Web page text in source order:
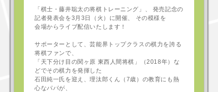
「棋士・藤井聡太の将棋トレーニング」、 発売記念の
記者発表会を3月3日（火）に開催、 その模様を
会場からライブ配信いたします！
サポーターとして、芸能界トップクラスの棋力を誇る
将棋ファンで、
「天下分け目の関ヶ原 東西人間将棋」（2018年）な
どでその棋力を発揮した
石田純一氏を迎え、理汰郎くん（7歳）の教育にも熱
心なパパが、